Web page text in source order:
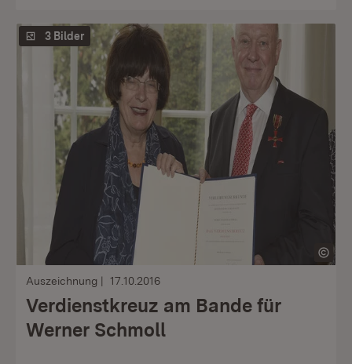
3 Bilder
Auszeichnung 17.10.2016
Verdienstkreuz am Bande für
Werner Schmoll